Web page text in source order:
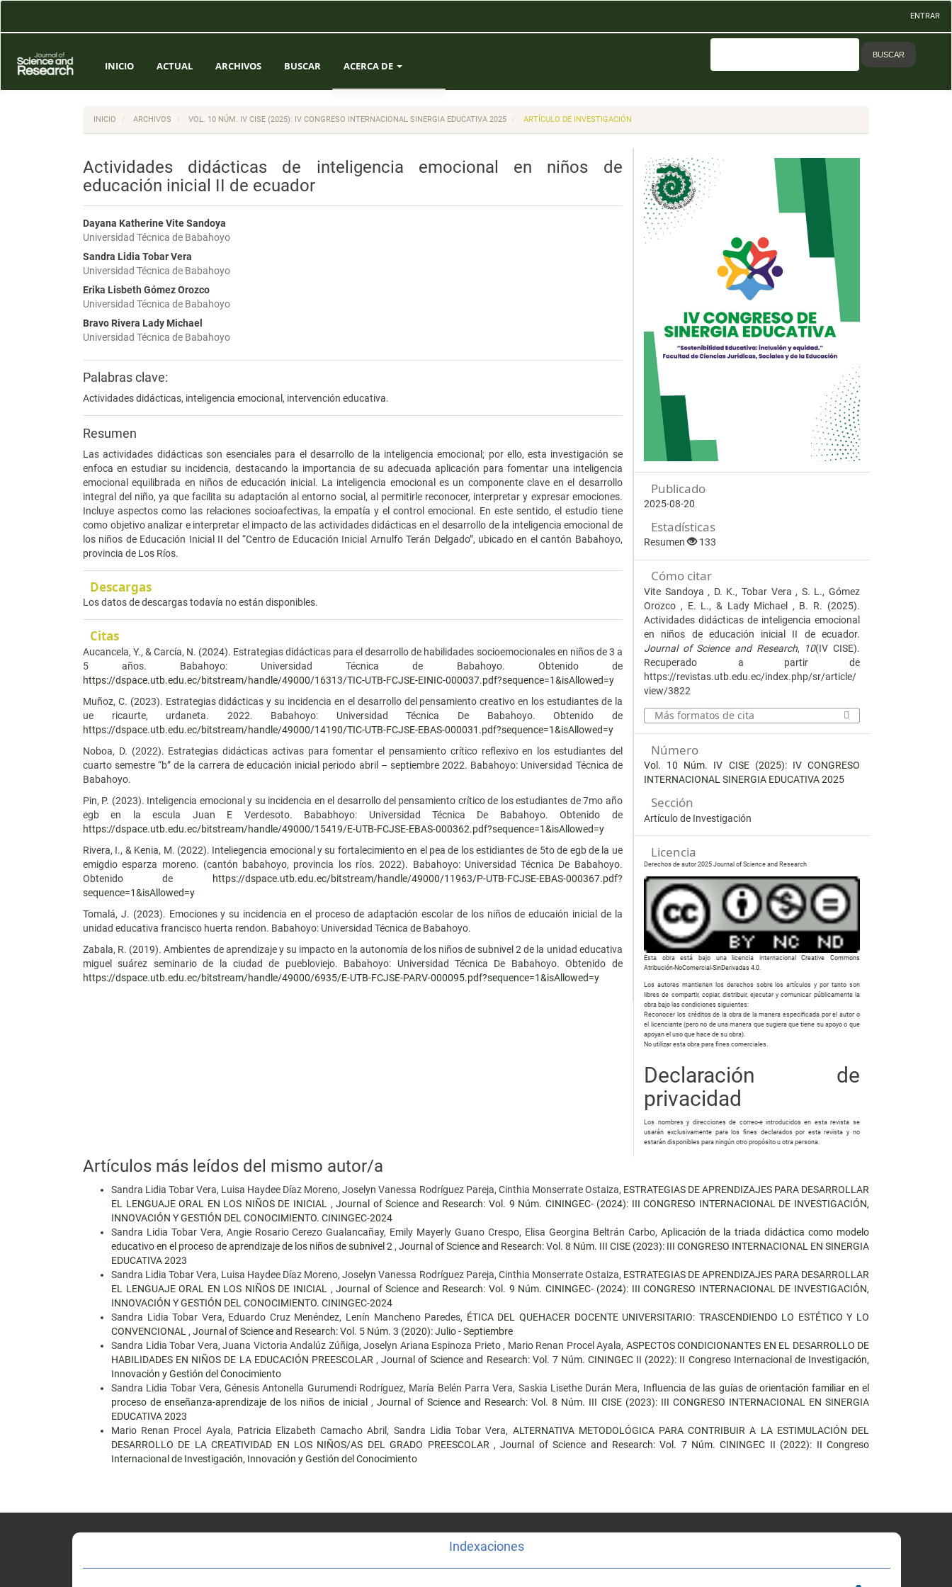
Contenido
Barra
lateral
ENTRAR
INICIO ACTUAL ARCHIVOS BUSCAR ACERCA DE
EQUIPO EDITORIAL
BUSCAR
INICIO ARCHIVOS VOL. 10 NÚM. IV CISE (2025): IV CONGRESO INTERNACIONAL SINERGIA EDUCATIVA 2025 ARTÍCULO DE INVESTIGACIÓN
Actividades didácticas de inteligencia emocional en niños de
educación inicial II de ecuador
Dayana Katherine Vite Sandoya
Universidad Técnica de Babahoyo
Sandra Lidia Tobar Vera
Universidad Técnica de Babahoyo
Erika Lisbeth Gómez Orozco
Universidad Técnica de Babahoyo
Bravo Rivera Lady Michael
Universidad Técnica de Babahoyo
Palabras clave:
Actividades didácticas, inteligencia emocional, intervención educativa.
Resumen
Las actividades didácticas son esenciales para el desarrollo de la inteligencia emocional; por ello, esta investigación se
enfoca en estudiar su incidencia, destacando la importancia de su adecuada aplicación para fomentar una inteligencia
emocional equilibrada en niños de educación inicial. La inteligencia emocional es un componente clave en el desarrollo
integral del niño, ya que facilita su adaptación al entorno social, al permitirle reconocer, interpretar y expresar emociones.
Incluye aspectos como las relaciones socioafectivas, la empatía y el control emocional. En este sentido, el estudio tiene
como objetivo analizar e interpretar el impacto de las actividades didácticas en el desarrollo de la inteligencia emocional de
los niños de Educación Inicial II del “Centro de Educación Inicial Arnulfo Terán Delgado”, ubicado en el cantón Babahoyo,
provincia de Los Ríos.
Descargas
Los datos de descargas todavía no están disponibles.
Citas
Aucancela, Y., & Carcía, N. (2024). Estrategias didácticas para el desarrollo de habilidades socioemocionales en niños de 3 a
5 años. Babahoyo: Universidad Técnica de Babahoyo. Obtenido de
https://dspace.utb.edu.ec/bitstream/handle/49000/16313/TIC-UTB-FCJSE-EINIC-000037.pdf?sequence=1&isAllowed=y
Muñoz, C. (2023). Estrategias didácticas y su incidencia en el desarrollo del pensamiento creativo en los estudiantes de la
ue ricaurte, urdaneta. 2022. Babahoyo: Universidad Técnica De Babahoyo. Obtenido de
https://dspace.utb.edu.ec/bitstream/handle/49000/14190/TIC-UTB-FCJSE-EBAS-000031.pdf?sequence=1&isAllowed=y
Noboa, D. (2022). Estrategias didácticas activas para fomentar el pensamiento crítico reflexivo en los estudiantes del
cuarto semestre “b” de la carrera de educación inicial periodo abril – septiembre 2022. Babahoyo: Universidad Técnica de
Babahoyo.
Pin, P. (2023). Inteligencia emocional y su incidencia en el desarrollo del pensamiento crítico de los estudiantes de 7mo año
egb en la escula Juan E Verdesoto. Bababhoyo: Universidad Técnica De Babahoyo. Obtenido de
https://dspace.utb.edu.ec/bitstream/handle/49000/15419/E-UTB-FCJSE-EBAS-000362.pdf?sequence=1&isAllowed=y
Rivera, I., & Kenia, M. (2022). Inteliegencia emocional y su fortalecimiento en el pea de los estidiantes de 5to de egb de la ue
emigdio esparza moreno. (cantón babahoyo, provincia los ríos. 2022). Babahoyo: Universidad Técnica De Babahoyo.
Obtenido de
https://dspace.utb.edu.ec/bitstream/handle/49000/11963/P-UTB-FCJSE-EBAS-000367.pdf?
sequence=1&isAllowed=y
Tomalá, J. (2023). Emociones y su incidencia en el proceso de adaptación escolar de los niños de educaión inicial de la
unidad educativa francisco huerta rendon. Babahoyo: Universidad Técnica de Babahoyo.
Zabala, R. (2019). Ambientes de aprendizaje y su impacto en la autonomía de los niños de subnivel 2 de la unidad educativa
miguel suárez seminario de la ciudad de puebloviejo. Babahoyo: Universidad Técnica De Babahoyo. Obtenido de
https://dspace.utb.edu.ec/bitstream/handle/49000/6935/E-UTB-FCJSE-PARV-000095.pdf?sequence=1&isAllowed=y
Publicado
2025-08-20
Estadísticas
Resumen 133
Cómo citar
Vite Sandoya , D. K., Tobar Vera , S. L., Gómez
Orozco , E. L., & Lady Michael , B. R. (2025).
Actividades didácticas de inteligencia emocional
en niños de educación inicial II de ecuador.
Journal of Science and Research, 10(IV CISE).
Recuperado a partir de
https://revistas.utb.edu.ec/index.php/sr/article/
view/3822
Más formatos de cita
Número
Vol. 10 Núm. IV CISE (2025): IV CONGRESO
INTERNACIONAL SINERGIA EDUCATIVA 2025
Sección
Artículo de Investigación
Licencia
Derechos de autor 2025 Journal of Science and Research
Esta obra está bajo una licencia internacionalCreative Commons
Atribución-NoComercial-SinDerivadas 4.0
Los autores mantienen los derechos sobre los artículos y por tanto son
libres de compartir, copiar, distribuir, ejecutar y comunicar públicamente la
obra bajo las condiciones siguientes:
Reconocer los créditos de la obra de la manera especificada por el autor o
el licenciante (pero no de una manera que sugiera que tiene su apoyo o que
apoyan el uso que hace de su obra).
No utilizar esta obra para fines comerciales.
Declaración de
privacidad
Los nombres y direcciones de correo-e introducidos en esta revista se
usarán exclusivamente para los fines declarados por esta revista y no
estarán disponibles para ningún otro propósito u otra persona.
Artículos más leídos del mismo autor/a
Sandra Lidia Tobar Vera, Luisa Haydee Díaz Moreno, Joselyn Vanessa Rodríguez Pareja, Cinthia Monserrate Ostaiza, ESTRATEGIAS DE APRENDIZAJES PARA DESARROLLAR
EL LENGUAJE ORAL EN LOS NIÑOS DE INICIAL ,Journal of Science and Research: Vol. 9 Núm. CININGEC- (2024): III CONGRESO INTERNACIONAL DE INVESTIGACIÓN,
INNOVACIÓN Y GESTIÓN DEL CONOCIMIENTO. CININGEC-2024
Sandra Lidia Tobar Vera, Angie Rosario Cerezo Gualancañay, Emily Mayerly Guano Crespo, Elisa Georgina Beltrán Carbo, Aplicación de la triada didáctica como modelo
educativo en el proceso de aprendizaje de los niños de subnivel 2 , Journal of Science and Research: Vol. 8 Núm. III CISE (2023): III CONGRESO INTERNACIONAL EN SINERGIA
EDUCATIVA 2023
Sandra Lidia Tobar Vera, Luisa Haydee Díaz Moreno, Joselyn Vanessa Rodríguez Pareja, Cinthia Monserrate Ostaiza, ESTRATEGIAS DE APRENDIZAJES PARA DESARROLLAR
EL LENGUAJE ORAL EN LOS NIÑOS DE INICIAL ,Journal of Science and Research: Vol. 9 Núm. CININGEC- (2024): III CONGRESO INTERNACIONAL DE INVESTIGACIÓN,
INNOVACIÓN Y GESTIÓN DEL CONOCIMIENTO. CININGEC-2024
Sandra Lidia Tobar Vera, Eduardo Cruz Menéndez, Lenín Mancheno Paredes, ÉTICA DEL QUEHACER DOCENTE UNIVERSITARIO: TRASCENDIENDO LO ESTÉTICO Y LO
CONVENCIONAL , Journal of Science and Research: Vol. 5 Núm. 3 (2020): Julio - Septiembre
Sandra Lidia Tobar Vera, Juana Victoria Andalúz Zúñiga, Joselyn Ariana Espinoza Prieto , Mario Renan Procel Ayala, ASPECTOS CONDICIONANTES EN EL DESARROLLO DE
HABILIDADES EN NIÑOS DE LA EDUCACIÓN PREESCOLAR ,Journal of Science and Research: Vol. 7 Núm. CININGEC II (2022): II Congreso Internacional de Investigación,
Innovación y Gestión del Conocimiento
Sandra Lidia Tobar Vera, Génesis Antonella Gurumendi Rodríguez, María Belén Parra Vera, Saskia Lisethe Durán Mera, Influencia de las guías de orientación familiar en el
proceso de enseñanza-aprendizaje de los niños de inicial , Journal of Science and Research: Vol. 8 Núm. III CISE (2023): III CONGRESO INTERNACIONAL EN SINERGIA
EDUCATIVA 2023
Mario Renan Procel Ayala, Patricia Elizabeth Camacho Abril, Sandra Lidia Tobar Vera, ALTERNATIVA METODOLÓGICA PARA CONTRIBUIR A LA ESTIMULACIÓN DEL
DESARROLLO DE LA CREATIVIDAD EN LOS NIÑOS/AS DEL GRADO PREESCOLAR ,Journal of Science and Research: Vol. 7 Núm. CININGEC II (2022): II Congreso
Internacional de Investigación, Innovación y Gestión del Conocimiento
Indexaciones